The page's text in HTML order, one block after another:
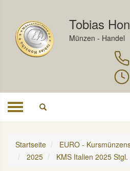
Tobias
Münzen - Handel
Toggle
Startseite EURO -
2025
KMS Italien 2025 Stgl.